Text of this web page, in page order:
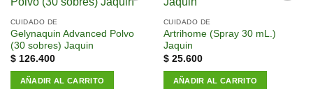
lista de
CUIDADO DE
Gelynaquin Advanced Polvo
(30 sobres) Jaquin
$126.400
AÑADIR AL CARRITO
lista de
deseos
CUIDADO DE
Artrihome (Spray 30 mL.)
Jaquin
$25.600
AÑADIR AL CARRITO